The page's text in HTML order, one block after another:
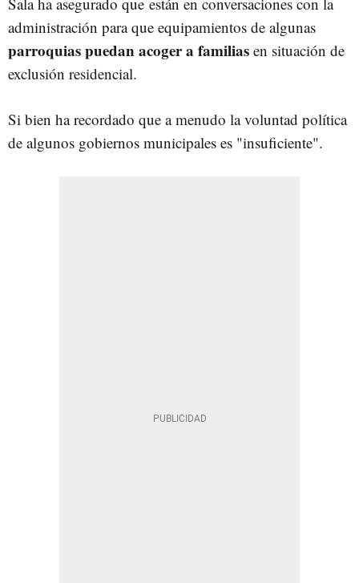
administración para que equipamientos de algunas
parroquias puedan acoger a familias en situación de
exclusión residencial.
Si bien ha recordado que a menudo la voluntad política
de algunos gobiernos municipales es "insuficiente".